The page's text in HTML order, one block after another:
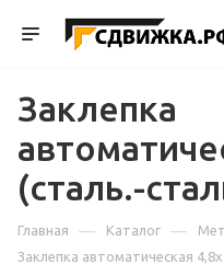
Заклепка
(сталь.-
Главная — Каталог —
Заклепка автоматическая